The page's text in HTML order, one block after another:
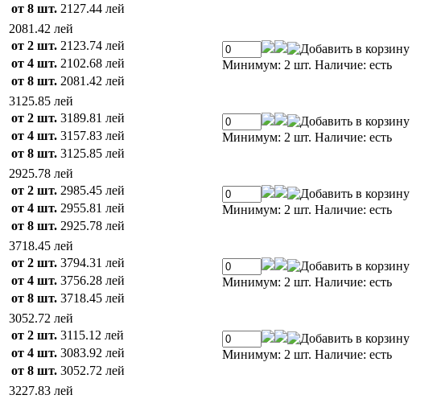
от 8 шт. 2127.44 лей
2081.42 лей
от 2 шт. 2123.74 лей
от 4 шт. 2102.68 лей
от 8 шт. 2081.42 лей
Минимум: 2 шт. Наличие: есть
3125.85 лей
от 2 шт. 3189.81 лей
от 4 шт. 3157.83 лей
от 8 шт. 3125.85 лей
Минимум: 2 шт. Наличие: есть
2925.78 лей
от 2 шт. 2985.45 лей
от 4 шт. 2955.81 лей
от 8 шт. 2925.78 лей
Минимум: 2 шт. Наличие: есть
3718.45 лей
от 2 шт. 3794.31 лей
от 4 шт. 3756.28 лей
от 8 шт. 3718.45 лей
Минимум: 2 шт. Наличие: есть
3052.72 лей
от 2 шт. 3115.12 лей
от 4 шт. 3083.92 лей
от 8 шт. 3052.72 лей
Минимум: 2 шт. Наличие: есть
3227.83 лей